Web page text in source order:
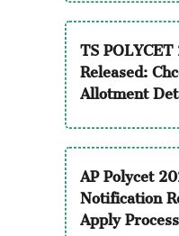
TS
Released:
Allotment
AP Polycet
Notification
Apply Process